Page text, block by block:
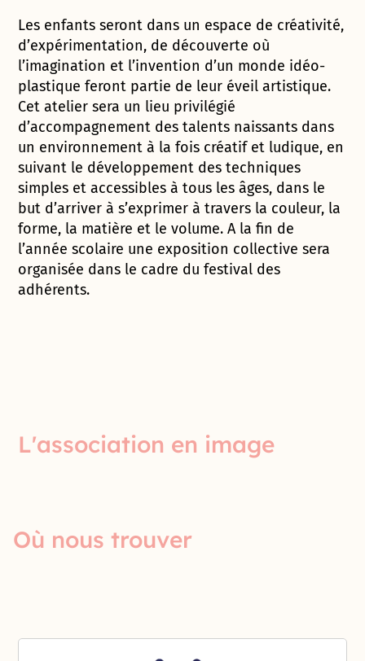
Les enfants seront dans un espace de créativité,
d’expérimentation, de découverte où
l’imagination et l’invention d’un monde idéo-
plastique feront partie de leur éveil artistique.
Cet atelier sera un lieu privilégié
d’accompagnement des talents naissants dans
un environnement à la fois créatif et ludique, en
suivant le développement des techniques
simples et accessibles à tous les âges, dans le
but d’arriver à s’exprimer à travers la couleur, la
forme, la matière et le volume. A la fin de
l’année scolaire une exposition collective sera
organisée dans le cadre du festival des
adhérents.
L'association en image
Où nous trouver